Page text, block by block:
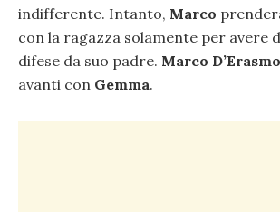
indifferente. Intanto, Marco
con la ragazza solamente per avere
difese da suo padre. Marco D’Erasmo
avanti con Gemma.